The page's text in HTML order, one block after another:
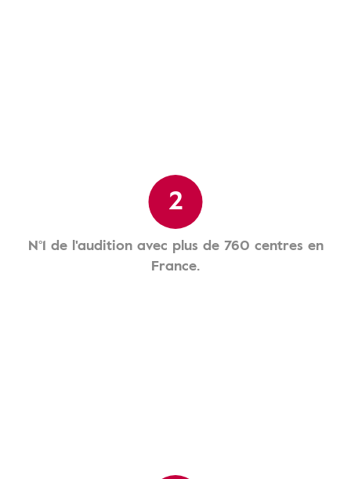
2
N°1 de l'audition avec plus de 760 centres en
France.